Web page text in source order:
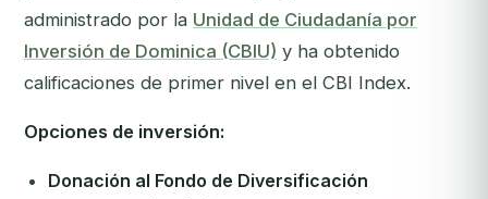
administrado por la Unidad de Ciudadanía por
Inversión de Dominica (CBIU) y ha obtenido
calificaciones de primer nivel en el CBI Index.
Opciones de inversión:
Donación al Fondo de Diversificación